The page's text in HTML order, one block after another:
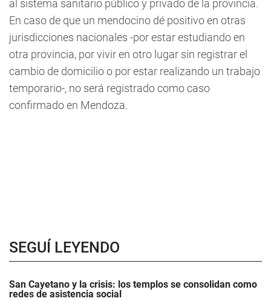
al sistema sanitario público y privado de la provincia.
En caso de que un mendocino dé positivo en otras
jurisdicciones nacionales -por estar estudiando en
otra provincia, por vivir en otro lugar sin registrar el
cambio de domicilio o por estar realizando un trabajo
temporario-, no será registrado como caso
confirmado en Mendoza.
SEGUÍ LEYENDO
San Cayetano y la crisis: los templos se consolidan como
redes de asistencia social